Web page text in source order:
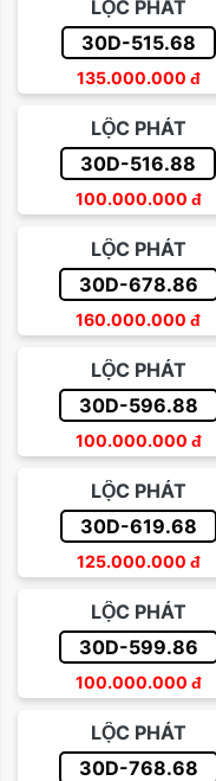
LỘC PHÁT
30D-515.68
135.000.000 đ
LỘC PHÁT
30D-516.88
100.000.000 đ
LỘC PHÁT
30D-678.86
160.000.000 đ
LỘC PHÁT
30D-596.88
100.000.000 đ
LỘC PHÁT
30D-619.68
125.000.000 đ
LỘC PHÁT
30D-599.86
100.000.000 đ
LỘC PHÁT
30D-768.68